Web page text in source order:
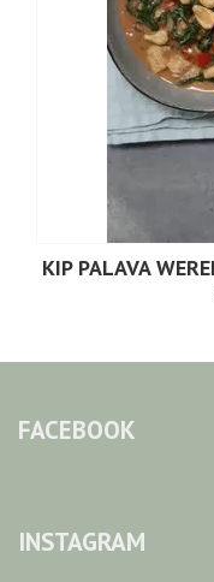
KIP PALAVA
FACEBOOK
INSTAGRAM